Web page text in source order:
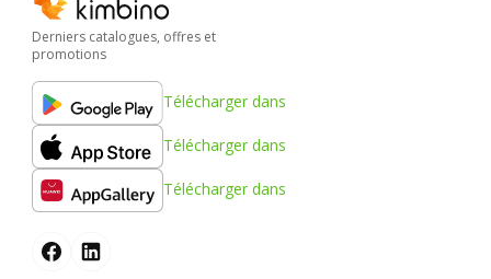
Derniers catalogues, offres et
promotions
Télécharger dans
Télécharger dans
Télécharger dans